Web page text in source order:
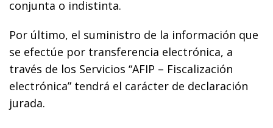
conjunta o indistinta.
Por último, el suministro de la información que
se efectúe por transferencia electrónica, a
través de los Servicios “AFIP – Fiscalización
electrónica” tendrá el carácter de declaración
jurada.